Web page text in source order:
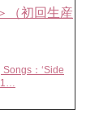
：‘Side